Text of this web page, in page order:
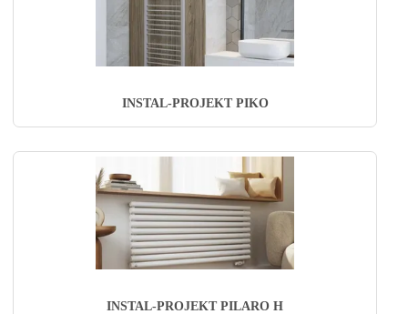
INSTAL-PROJEKT PIKO
INSTAL-PROJEKT PILARO H